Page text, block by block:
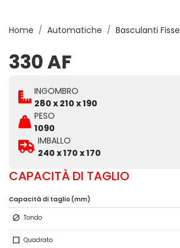
Home Automatiche Basculanti Fisse
330 AF
INGOMBRO
280 x 210 x 190
PESO
1090
IMBALLO
240 x 170 x 170
CAPACITÀ DI TAGLIO
Capacità di taglio (mm)
Tondo
Quadrato